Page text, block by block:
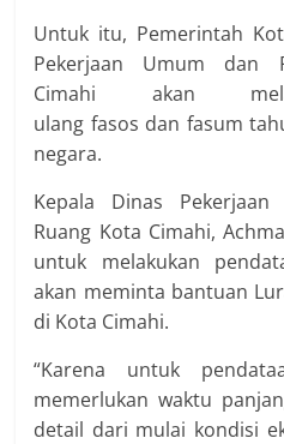
Untuk itu, Pemerintah
Pekerjaan Umum dan
Cimahi akan
ulang fasos dan fasum
negara.
Kepala Dinas
Ruang Kota Cimahi,
untuk melakukan
akan meminta bantuan
di Kota Cimahi.
“Karena untuk
memerlukan waktu
detail dari mulai kondisi